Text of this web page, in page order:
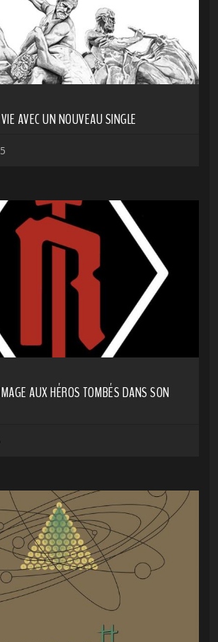
AVEC UN NOUVEAU SINGLE
AUX HÉROS TOMBÉS DANS SON